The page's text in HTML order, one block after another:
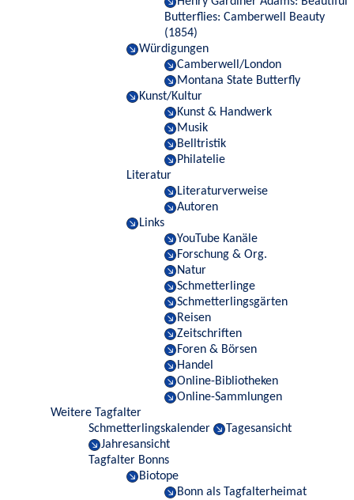
Butterflies: Camberwell Beauty
(1854)
Würdigungen
Camberwell/London
Montana State Butterfly
Kunst/Kultur
Kunst & Handwerk
Musik
Belltristik
Philatelie
Literatur
Literaturverweise
Autoren
Links
YouTube Kanäle
Forschung & Org.
Natur
Schmetterlinge
Schmetterlingsgärten
Reisen
Zeitschriften
Foren & Börsen
Handel
Online-Bibliotheken
Online-Sammlungen
Weitere Tagfalter
Schmetterlingskalender
Tagesansicht
Jahresansicht
Tagfalter Bonns
Biotope
Bonn als Tagfalterheimat